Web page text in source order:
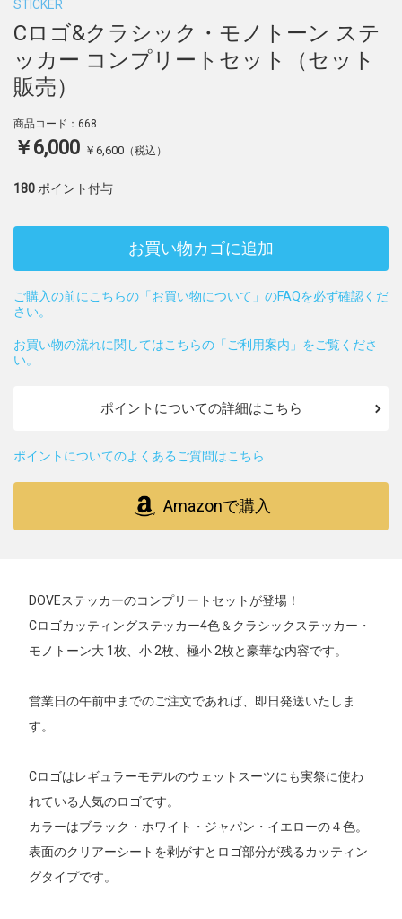
STICKER
Cロゴ&クラシック・モノトーン ステ
ッカー コンプリートセット（セット
販売）
商品コード：668
￥6,000 ￥6,600 （税込）
180 ポイント付与
お買い物カゴに追加
ご購入の前にこちらの「お買い物について」のFAQを必ず確認くだ
さい。
お買い物の流れに関してはこちらの「ご利用案内」をご覧くださ
い。
ポイントについての詳細はこちら
ポイントについてのよくあるご質問はこちら
Amazonで購入
DOVEステッカーのコンプリートセットが登場！
Cロゴカッティングステッカー4色＆クラシックステッカー・
モノトーン大 1枚、小 2枚、極小 2枚と豪華な内容です。
営業日の午前中までのご注文であれば、即日発送いたしま
す。
Cロゴはレギュラーモデルのウェットスーツにも実祭に使わ
れている人気のロゴです。
カラーはブラック・ホワイト・ジャパン・イエローの４色。
表面のクリアーシートを剥がすとロゴ部分が残るカッティン
グタイプです。